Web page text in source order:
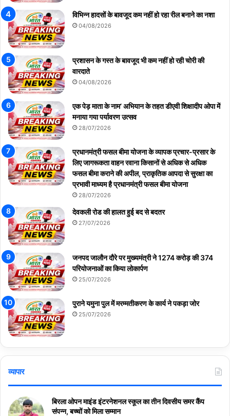
विभिन्न हादसों के बावजूद कम नहीं हो रहा रील बनाने का नशा
04/08/2026
प्रशासन के गस्त के बावजूद भी कम नहीं हो रही चोरी की
वारदाते
04/08/2026
एक पेड़ माता के नाम’ अभियान के तहत डीएवी शिक्षादीप ओपा में
मनाया गया पर्यावरण उत्सव
28/07/2026
प्रधानमंत्री फसल बीमा योजना के व्यापक प्रचार-प्रसार के
लिए जागरूकता वाहन रवाना किसानों से अधिक से अधिक
फसल बीमा कराने की अपील, प्राकृतिक आपदा से सुरक्षा का
प्रभावी माध्यम है प्रधानमंत्री फसल बीमा योजना
28/07/2026
देवकली रोड की हालत हुई बद से बदतर
27/07/2026
जनपद जालौन दौरे पर मुख्यमंत्री ने 1274 करोड़ की 374
परियोजनाओं का किया लोकार्पण
25/07/2026
पुराने यमुना पुल में मरम्मतीकरण के कार्य ने पकड़ा जोर
25/07/2026
व्यापार
बिरला ओपन माइंड इंटरनेशनल स्कूल का तीन दिवसीय समर कैंप
संपन्न, बच्चों को मिला सम्मान